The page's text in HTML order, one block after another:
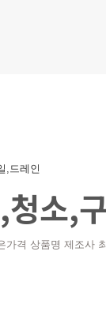
,드레인
청소,
가격 상품명 제조사